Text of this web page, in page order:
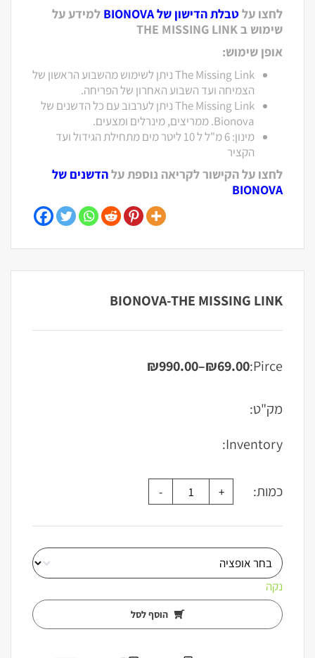
לחצו עלטבלת הדישון של BIONOVA
למידע על
שימוש ב THE MISSING LINK
אופן שימוש:
The Missing Link ניתן לשימוש מהשבוע הראשון של
הצמיחה ועד השבוע האחרון של הפריחה.
The Missing Link ניתן לערבוב עם כל הדשנים של
Bionova. ממריצים, מינרלים ומצעים.
מינון: 6 מ"ל ל 10 ליטר מים מתחילת הגידול ועד
הקציר
לחצו על הקישור לקריאה נוספת עלהדשנים של
BIONOVA
BIONOVA-THE MISSING LINK
Pirce:
₪69.00
–
₪990.00
טווח
מק"ט:
Inventory:
כמות:
נקה
הוסף לסל